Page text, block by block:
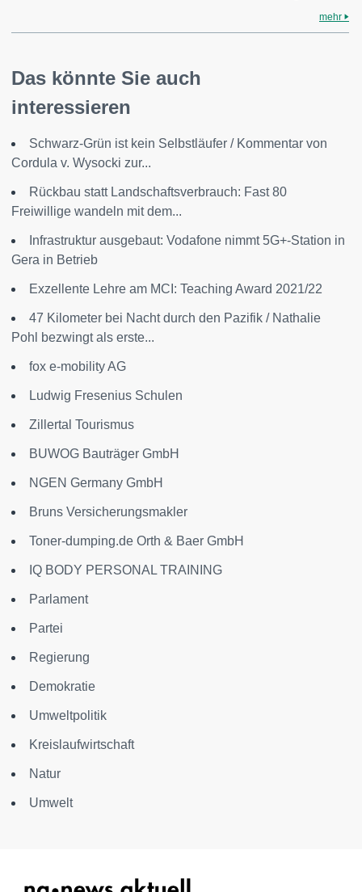
mehr
Das könnte Sie auch
interessieren
Schwarz-Grün ist kein Selbstläufer / Kommentar von
Cordula v. Wysocki zur...
Rückbau statt Landschaftsverbrauch: Fast 80
Freiwillige wandeln mit dem...
Infrastruktur ausgebaut: Vodafone nimmt 5G+-Station in
Gera in Betrieb
Exzellente Lehre am MCI: Teaching Award 2021/22
47 Kilometer bei Nacht durch den Pazifik / Nathalie
Pohl bezwingt als erste...
fox e-mobility AG
Ludwig Fresenius Schulen
Zillertal Tourismus
BUWOG Bauträger GmbH
NGEN Germany GmbH
Bruns Versicherungsmakler
Toner-dumping.de Orth & Baer GmbH
IQ BODY PERSONAL TRAINING
Parlament
Partei
Regierung
Demokratie
Umweltpolitik
Kreislaufwirtschaft
Natur
Umwelt